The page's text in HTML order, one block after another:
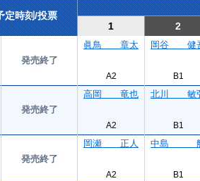
定時刻/投票
1
2
発売終了
眞鳥 章太
A2
岡谷 健
B1
発売終了
高岡 竜也
A2
北川 敏
B1
発売終了
岡瀬 正人
A2
中島
B1